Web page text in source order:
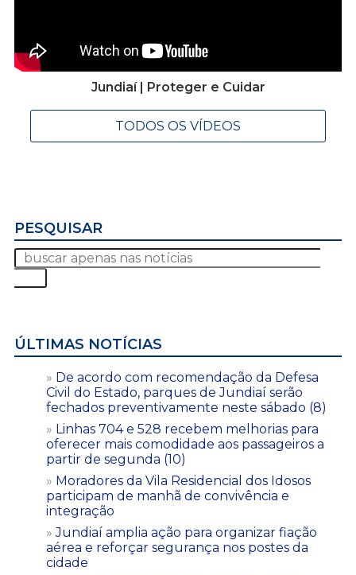
Jundiaí | Proteger e Cuidar
TODOS OS VÍDEOS
PESQUISAR
ÚLTIMAS NOTÍCIAS
De acordo com recomendação da Defesa
Civil do Estado, parques de Jundiaí serão
fechados preventivamente neste sábado (8)
Linhas 704 e 528 recebem melhorias para
oferecer mais comodidade aos passageiros a
partir de segunda (10)
Moradores da Vila Residencial dos Idosos
participam de manhã de convivência e
integração
Jundiaí amplia ação para organizar fiação
aérea e reforçar segurança nos postes da
cidade